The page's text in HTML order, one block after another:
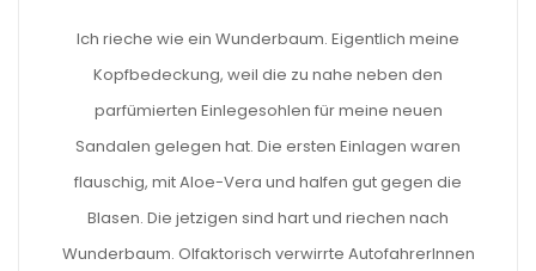
Ich rieche wie ein Wunderbaum. Eigentlich meine
Kopfbedeckung, weil die zu nahe neben den
parfümierten Einlegesohlen für meine neuen
Sandalen gelegen hat. Die ersten Einlagen waren
flauschig, mit Aloe-Vera und halfen gut gegen die
Blasen. Die jetzigen sind hart und riechen nach
Wunderbaum. Olfaktorisch verwirrte AutofahrerInnen